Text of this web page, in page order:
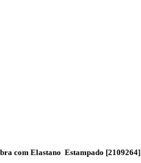
com Elastano Estampado [2109264]